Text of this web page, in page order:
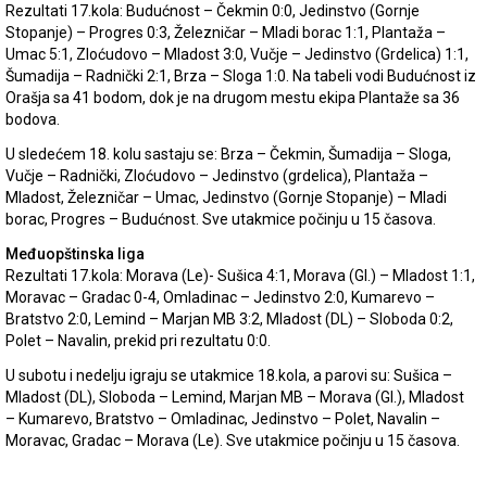
Rezultati 17.kola: Budućnost – Čekmin 0:0, Jedinstvo (Gornje
Stopanje) – Progres 0:3, Železničar – Mladi borac 1:1, Plantaža –
Umac 5:1, Zloćudovo – Mladost 3:0, Vučje – Jedinstvo (Grdelica) 1:1,
Šumadija – Radnički 2:1, Brza – Sloga 1:0. Na tabeli vodi Budućnost iz
Orašja sa 41 bodom, dok je na drugom mestu ekipa Plantaže sa 36
bodova.
U sledećem 18. kolu sastaju se: Brza – Čekmin, Šumadija – Sloga,
Vučje – Radnički, Zloćudovo – Jedinstvo (grdelica), Plantaža –
Mladost, Železničar – Umac, Jedinstvo (Gornje Stopanje) – Mladi
borac, Progres – Budućnost. Sve utakmice počinju u 15 časova.
Međuopštinska liga
Rezultati 17.kola: Morava (Le)- Sušica 4:1, Morava (Gl.) – Mladost 1:1,
Moravac – Gradac 0-4, Omladinac – Jedinstvo 2:0, Kumarevo –
Bratstvo 2:0, Lemind – Marjan MB 3:2, Mladost (DL) – Sloboda 0:2,
Polet – Navalin, prekid pri rezultatu 0:0.
U subotu i nedelju igraju se utakmice 18.kola, a parovi su: Sušica –
Mladost (DL), Sloboda – Lemind, Marjan MB – Morava (Gl.), Mladost
– Kumarevo, Bratstvo – Omladinac, Jedinstvo – Polet, Navalin –
Moravac, Gradac – Morava (Le). Sve utakmice počinju u 15 časova.